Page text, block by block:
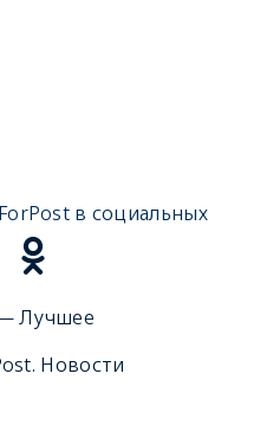
в социальных
Лучшее
Новости